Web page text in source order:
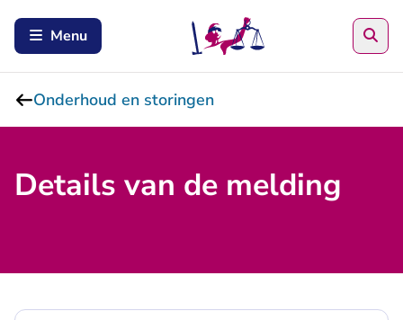
Menu
Onderhoud en storingen
Details van de melding